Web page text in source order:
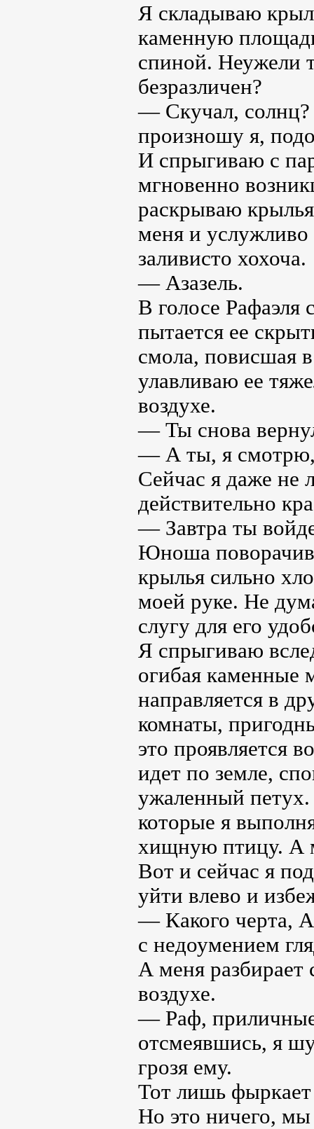
Я складываю
каменную
спиной. Неужели
безразличен?
— Скучал,
произношу я,
И спрыгиваю с
мгновенно
раскрываю
меня и
заливисто хохоча.
— Азазель.
В голосе Рафаэля
пытается ее
смола, повисшая
улавливаю ее
воздухе.
— Ты снова
— А ты, я смотрю,
Сейчас я даже не
действительно
— Завтра ты
Юноша
крылья сильно
моей руке. Не
слугу для его
Я спрыгиваю
огибая каменные
направляется в
комнаты,
это проявляется
идет по земле,
ужаленный
которые я
хищную птицу. А
Вот и сейчас я
уйти влево и
— Какого черта,
с недоумением
А меня разбирает
воздухе.
— Раф,
отсмеявшись, я
грозя ему.
Тот лишь фыркает
Но это ничего,